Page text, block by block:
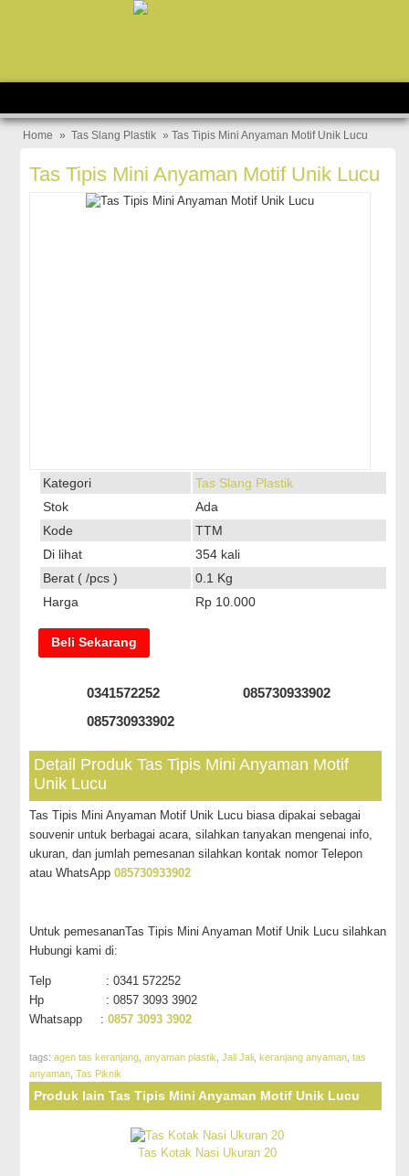
Home » Tas Slang Plastik » Tas Tipis Mini Anyaman Motif Unik Lucu
Tas Tipis Mini Anyaman Motif Unik Lucu
Kategori
Tas Slang Plastik
Stok
Ada
Kode
TTM
Di lihat
354 kali
Berat ( /pcs )
0.1 Kg
Harga
Rp 10.000
Beli Sekarang
0341572252
085730933902
085730933902
Detail Produk Tas Tipis Mini Anyaman Motif
Unik Lucu
Tas Tipis Mini Anyaman Motif Unik Lucu biasa dipakai sebagai
souvenir untuk berbagai acara, silahkan tanyakan mengenai info,
ukuran, dan jumlah pemesanan silahkan kontak nomor Telepon
atau WhatsApp085730933902
Untuk pemesananTas Tipis Mini Anyaman Motif Unik Lucu silahkan
Hubungi kami di:
Telp : 0341 572252
Hp : 0857 3093 3902
Whatsapp :0857 3093 3902
tags:agen tas keranjang ,anyaman plastik ,Jali Jali ,keranjang anyaman ,tas
anyaman ,Tas Piknik
Produk lain Tas Tipis Mini Anyaman Motif Unik Lucu
Tas Kotak Nasi Ukuran 20